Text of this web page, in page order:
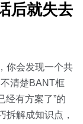
后就失去
你会发现一个共
清楚BANT框
经有方案了”的
拆解成知识点，